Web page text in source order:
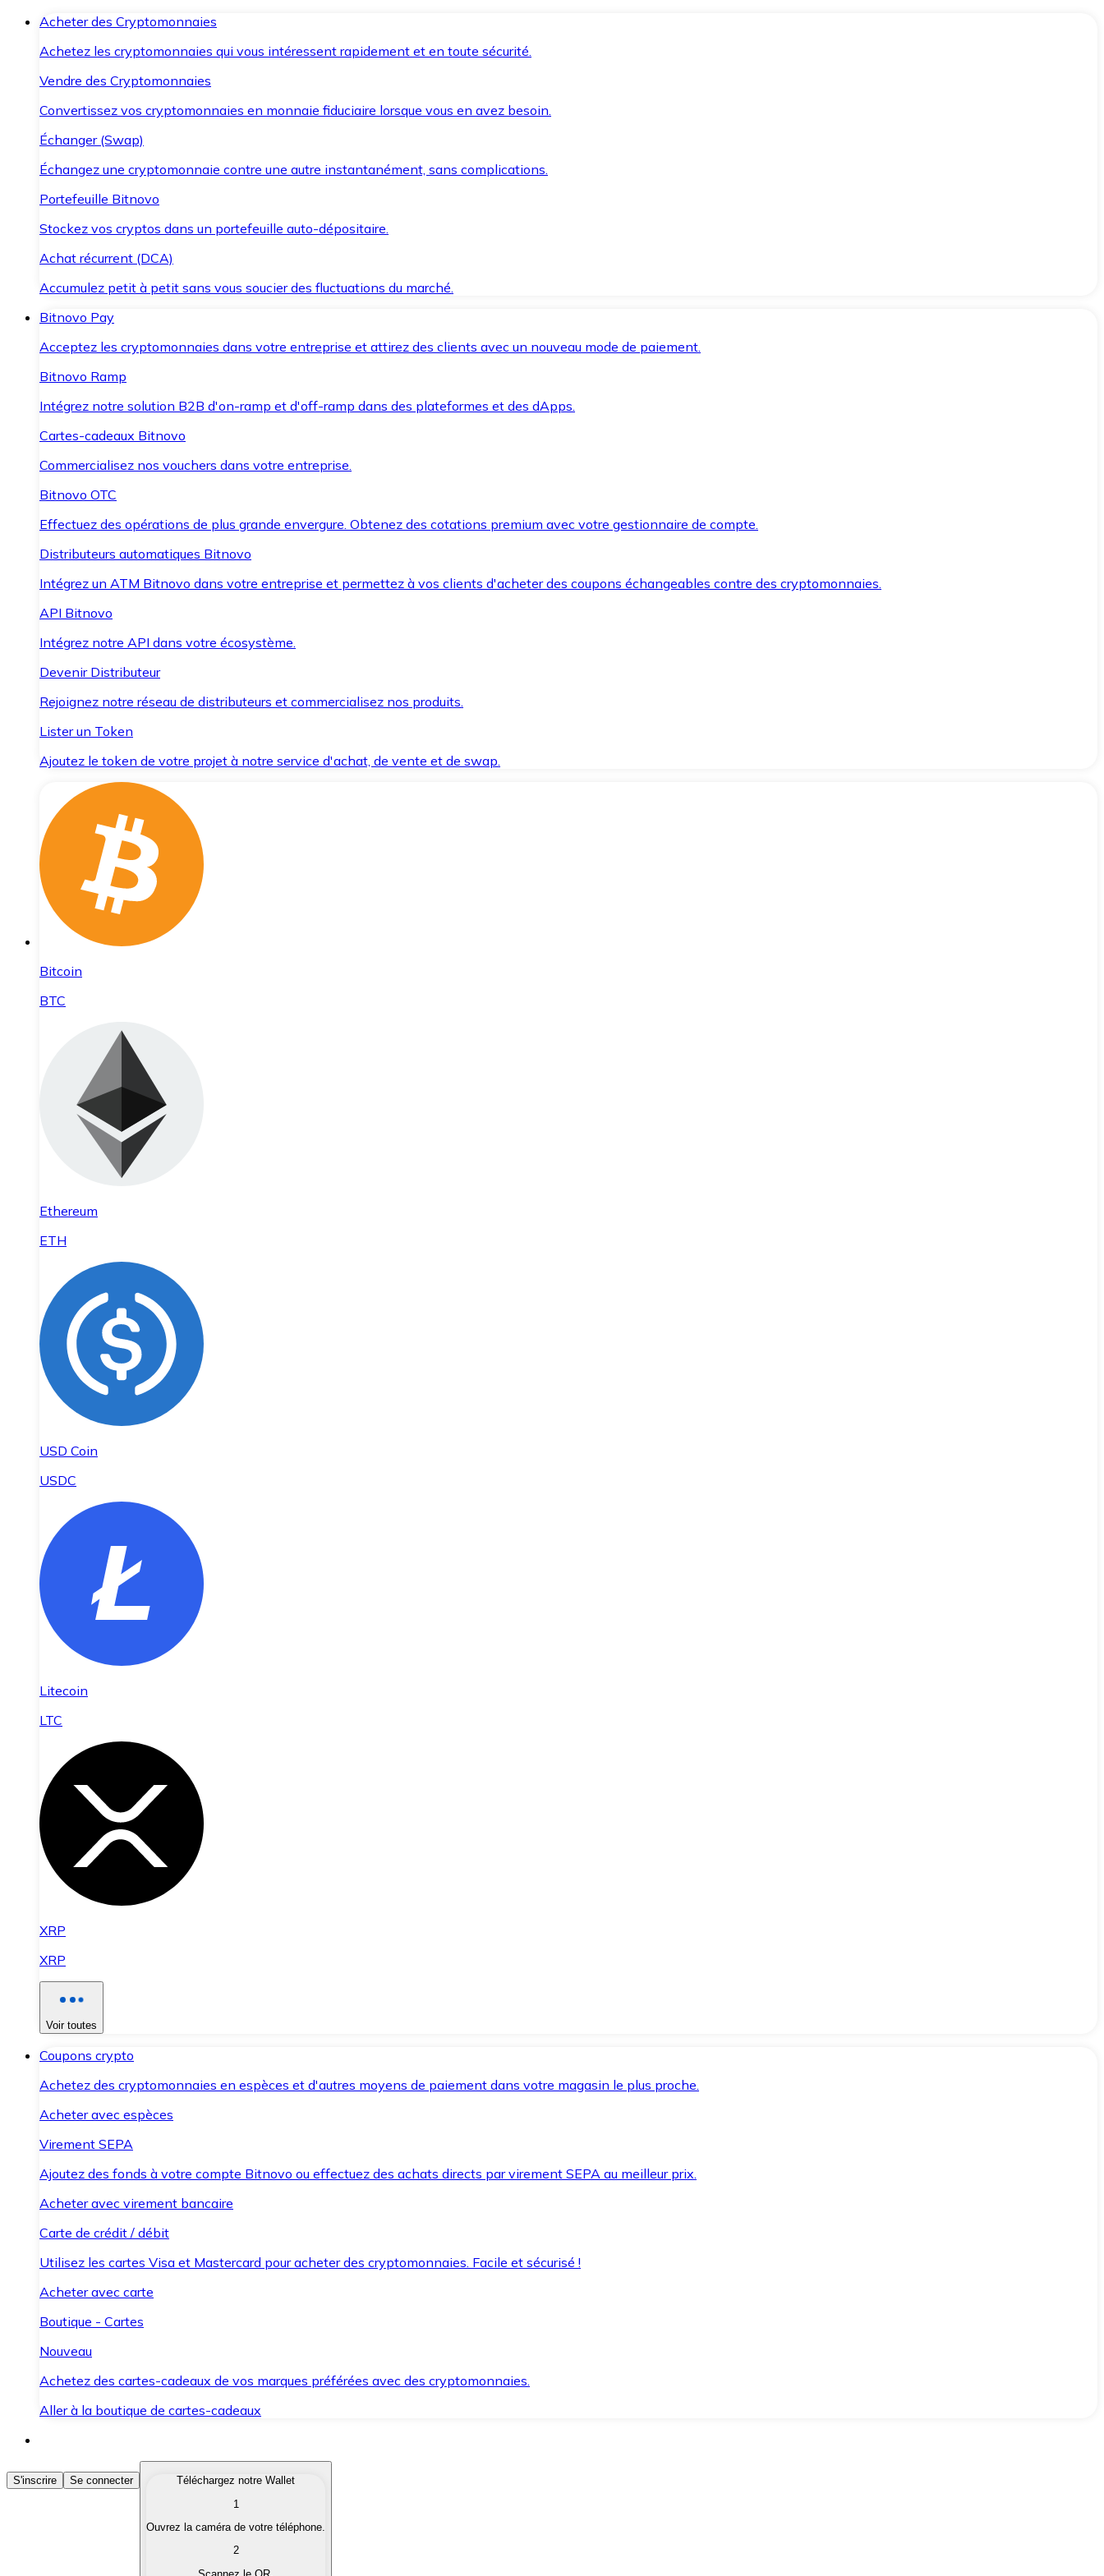
Acheter des Cryptomonnaies
Achetez les cryptomonnaies qui vous intéressent rapidement et en toute sécurité.
Vendre des Cryptomonnaies
Convertissez vos cryptomonnaies en monnaie fiduciaire lorsque vous en avez besoin.
Échanger (Swap)
Échangez une cryptomonnaie contre une autre instantanément, sans complications.
Portefeuille Bitnovo
Stockez vos cryptos dans un portefeuille auto-dépositaire.
Achat récurrent (DCA)
Accumulez petit à petit sans vous soucier des fluctuations du marché.
Bitnovo Pay
Acceptez les cryptomonnaies dans votre entreprise et attirez des clients avec un nouveau mode de paiement.
Bitnovo Ramp
Intégrez notre solution B2B d'on-ramp et d'off-ramp dans des plateformes et des dApps.
Cartes-cadeaux Bitnovo
Commercialisez nos vouchers dans votre entreprise.
Bitnovo OTC
Effectuez des opérations de plus grande envergure. Obtenez des cotations premium avec votre gestionnaire de compte.
Distributeurs automatiques Bitnovo
Intégrez un ATM Bitnovo dans votre entreprise et permettez à vos clients d'acheter des coupons échangeables contre des cryptomonnaies.
API Bitnovo
Intégrez notre API dans votre écosystème.
Devenir Distributeur
Rejoignez notre réseau de distributeurs et commercialisez nos produits.
Lister un Token
Ajoutez le token de votre projet à notre service d'achat, de vente et de swap.
Bitcoin
BTC
Ethereum
ETH
USD Coin
USDC
Litecoin
LTC
XRP
XRP
Voir toutes
Coupons crypto
Achetez des cryptomonnaies en espèces et d'autres moyens de paiement dans votre magasin le plus proche.
Acheter avec espèces
Virement SEPA
Ajoutez des fonds à votre compte Bitnovo ou effectuez des achats directs par virement SEPA au meilleur prix.
Acheter avec virement bancaire
Carte de crédit / débit
Utilisez les cartes Visa et Mastercard pour acheter des cryptomonnaies. Facile et sécurisé !
Acheter avec carte
Boutique - Cartes
Nouveau
Achetez des cartes-cadeaux de vos marques préférées avec des cryptomonnaies.
Aller à la boutique de cartes-cadeaux
Acheter des Cryptomonnaies
Achetez les cryptomonnaies qui vous intéressent rapidement et en toute sécurité.
Convertissez vos cryptomonnaies en monnaie fiduciaire lorsque vous en avez besoin.
S'inscrire Se connecter
Téléchargez notre Wallet
1
Ouvrez la caméra de votre téléphone.
2